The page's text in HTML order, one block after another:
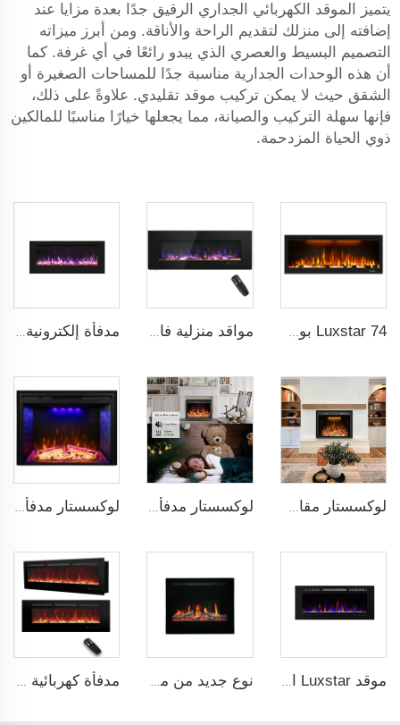
يتميز الموقد الكهربائي الجداري الرقيق جدًا بعدة مزايا عند
إضافته إلى منزلك لتقديم الراحة والأناقة. ومن أبرز ميزاته
التصميم البسيط والعصري الذي يبدو رائعًا في أي غرفة. كما
أن هذه الوحدات الجدارية مناسبة جدًا للمساحات الصغيرة أو
الشقق حيث لا يمكن تركيب موقد تقليدي. علاوةً على ذلك،
فإنها سهلة التركيب والصيانة، مما يجعلها خيارًا مناسبًا للمالكين
ذوي الحياة المزدحمة.
Luxstar 74 بوصة جودة عالية تأثير دخان 3D Fireplace داخلية مواقد منزلية فاخرة مقاس 50 بوصة مثبتة على الحائط مع تصميم لهب حقيقي وألوان عصرية ومظهر أسود أنيق مدفأة إلكترونية حديثة مقاس 39 بوصة مع تسخين و13 لون إطار زخرفي، قابلة للتثبيت داخل الجدار وعلى الحائط
موقد Luxstar الكهربائي الحديث بحجم 42 بوصة، قطع قابلة للتعديل، سهلة التنظيف عن بعد، آمنة، من نوع المبيعات بالتجزئة، ذات لون Adjustable نوع جديد من مروحة الكهرباء المنزلية من Luxstar ZEF48V بشاشة إلكترونية ومدخل مروحة كهربائية مع ضوء LED وتأثير لهب حقيقي يُباع بكثافة مدفأة كهربائية قابلة للإدراج معلقة على الحائط بقياس 50 بوصة من Luxstar تعمل بجهد 120V لمدفأة داخلية